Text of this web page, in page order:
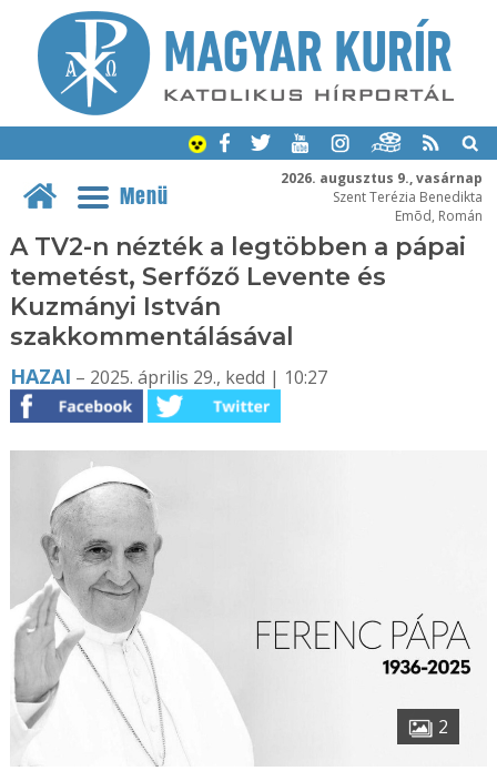
2026. augusztus 9., vasárnap
Szent Terézia Benedikta
Emõd, Román
Menü
A TV2-n nézték a legtöbben a pápai
temetést, Serfőző Levente és
Kuzmányi István
szakkommentálásával
HAZAI – 2025. április 29., kedd | 10:27
2